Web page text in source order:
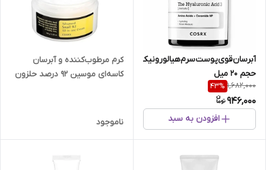
آبرسان‌قوی‌پوست‌سرم‌هیالورونیک‌اسید%3مرطوب‌کننده‌
حجم 20 میل
1,682,000
43%
946,000
افزودن به سبد
کرم مرطوب‌کننده و آبرسان
کاسه‌ای موسین 92 درصد حلزون
ناموجود